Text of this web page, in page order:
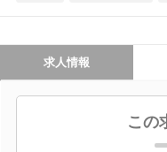
求人情報
この